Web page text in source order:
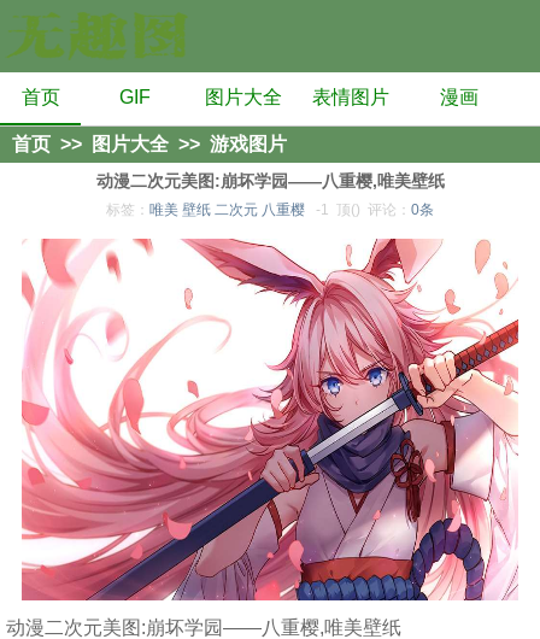
首页 GIF 图片大全 表情图片 漫画
首页 >> 图片大全 >> 游戏图片
动漫二次元美图:崩坏学园——八重樱,唯美壁纸
标签： 唯美 壁纸 二次元 八重樱 -1 顶() 评论： 0条
动漫二次元美图:崩坏学园——八重樱,唯美壁纸